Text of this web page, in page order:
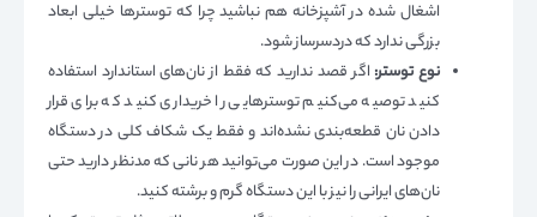
اشغال شده در آشپزخانه هم نباشید چرا که توسترها خیلی ابعاد
بزرگی ندارد که دردسرساز شود.
نوع توستر: اگر قصد ندارید که فقط از نان‌های استاندارد استفاده
کنید توصیه می‌کنیم توسترهایی را خریداری کنید که برای قرار
دادن نان قطعه‌بندی نشده‌اند و فقط یک شکاف کلی در دستگاه
موجود است. در این صورت می‌توانید هر نانی که مدنظر دارید حتی
نان‌های ایرانی را نیز با این دستگاه گرم و برشته کنید.